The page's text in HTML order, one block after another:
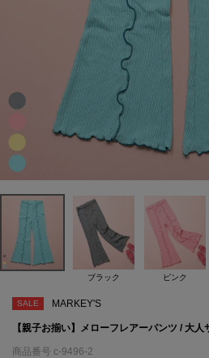
ブラック ピンク
SALE MARKEY'S
【親子お揃い】メローフレアーパンツ / 大人
商品番号 c-9496-2